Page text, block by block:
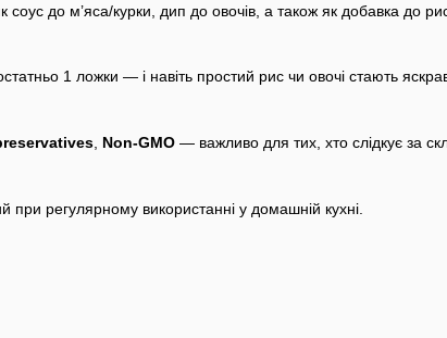
соус до м’яса/курки, дип до овочів, а також як добавка до
1 ложки — і навіть простий рис чи овочі стають
Non-GMO — важливо для тих, хто слідкує за
при регулярному використанні у домашній кухні.